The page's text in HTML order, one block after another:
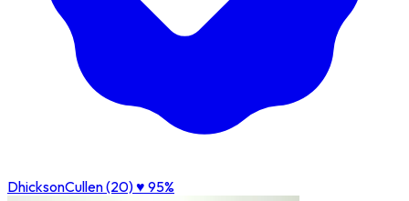
DhicksonCullen (20)♥ 95%